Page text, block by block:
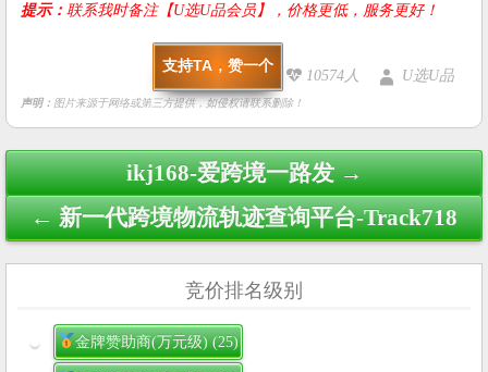
提示：联系我时备注【U选U品会员】，价格更低，服务更好！
支持TA，赞一个
10574人 U选U品
声明： 图片来源于网络或第三方提供，如侵权请联系删除！
Post
navigation
ikj168-爱跨境一路发 →
← 新一代跨境物流轨迹查询平台-Track718
竞价排名级别
金牌赞助商(万元级)(25)